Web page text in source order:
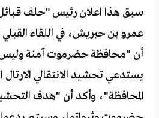
سبق هذا اعلان رئيس "حلف
أن "محافظة حضرموت آمنة وليس
يستدعي تحشيد الانتقالي الارتال
المحافظة"، وأكد أن "هدف